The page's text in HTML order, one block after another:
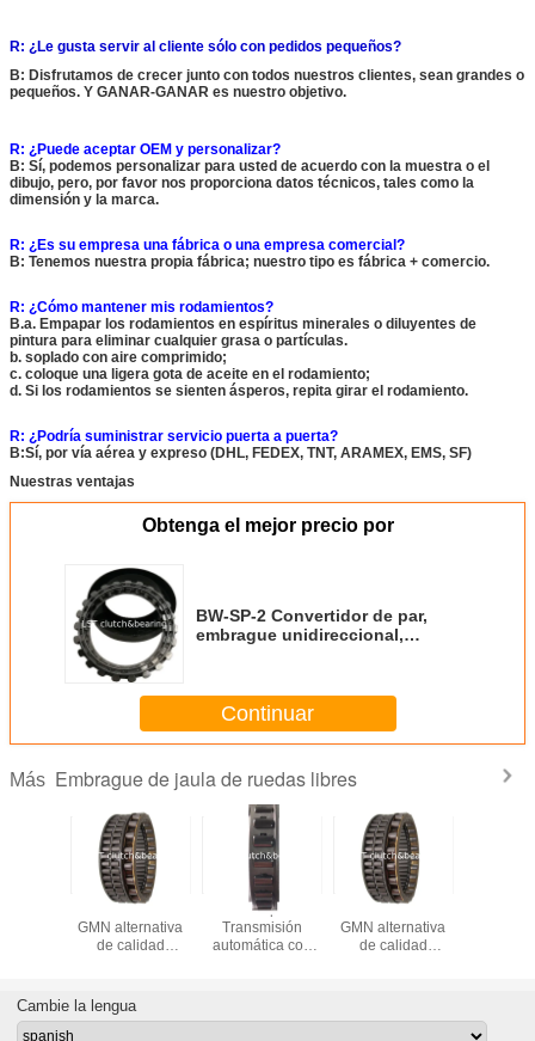
R: ¿Le gusta servir al cliente sólo con pedidos pequeños?
B: Disfrutamos de crecer junto con todos nuestros clientes, sean grandes o
pequeños. Y GANAR-GANAR es nuestro objetivo.
R: ¿Puede aceptar OEM y personalizar?
B: Sí, podemos personalizar para usted de acuerdo con la muestra o el
dibujo, pero, por favor nos proporciona datos técnicos, tales como la
dimensión y la marca.
R: ¿Es su empresa una fábrica o una empresa comercial?
B: Tenemos nuestra propia fábrica; nuestro tipo es fábrica + comercio.
R: ¿Cómo mantener mis rodamientos?
B.a. Empapar los rodamientos en espíritus minerales o diluyentes de
pintura para eliminar cualquier grasa o partículas.
b. soplado con aire comprimido;
c. coloque una ligera gota de aceite en el rodamiento;
d. Si los rodamientos se sienten ásperos, repita girar el rodamiento.
R: ¿Podría suministrar servicio puerta a puerta?
B:Sí, por vía aérea y expreso (DHL, FEDEX, TNT, ARAMEX, EMS, SF)
Nuestras ventajas
Obtenga el mejor precio por
BW-SP-2 Convertidor de par,
embrague unidireccional,
Continuar
Más Embrague de jaula de ruedas libres
China marca LST
GMN alternativa
de calidad
rodaje libre
aplican en
BW-Sp-3
Transmisión
automática con
China marca LST
GMN alternativa
de calidad
aplican en
Cambie la lengua